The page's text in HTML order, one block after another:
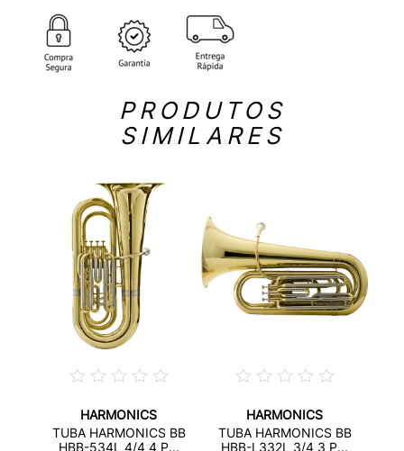
PRODUTOS
SIMILARES
HARMONICS
TUBA HARMONICS BB
HBB-534L 4/4 4 P...
HARMONICS
TUBA HARMONICS BB
HBB-L332L 3/4 3 P...